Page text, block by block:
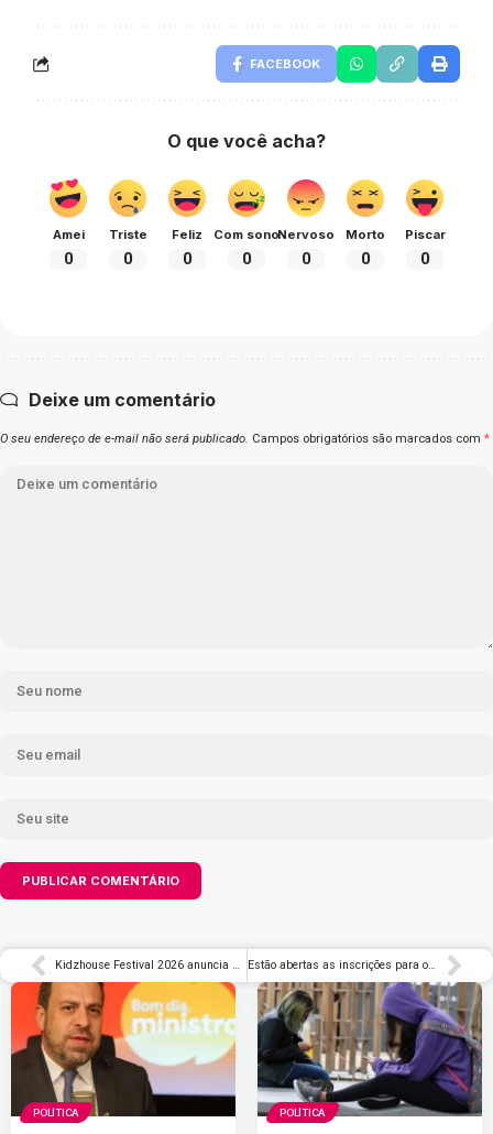
FACEBOOK
O que você acha?
Amei
0
Triste
0
Feliz
0
Com sono
0
Nervoso
0
Morto
0
Piscar
0
Deixe um comentário
O seu endereço de e-mail não será publicado. Campos obrigatórios são marcados com *
Kidzhouse Festival 2026 anuncia Enaldinho, Kysha e Mine, Mussa e mais atrações em São Paulo Estão abertas as inscrições para o Concurso de Bandas do João Rock 2026 – Rolling Stone Brasil
POLÍTICA POLÍTICA